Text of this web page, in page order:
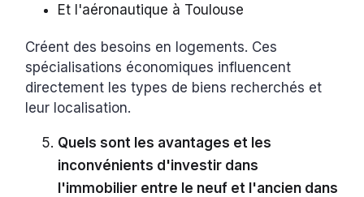
Et l'aéronautique à Toulouse
Créent des besoins en logements. Ces
spécialisations économiques influencent
directement les types de biens recherchés et
leur localisation.
Quels sont les avantages et les
inconvénients d'investir dans
l'immobilier entre le neuf et l'ancien dans